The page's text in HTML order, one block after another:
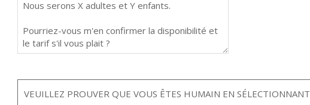
VEUILLEZ PROUVER QUE VOUS ÊTES HUMAIN EN SÉLECTIONNANT